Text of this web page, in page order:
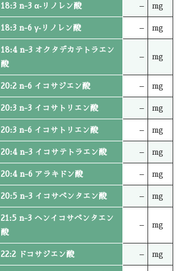
18:3 n-3 α‐リノレン酸 – mg
18:3 n-6 γ‐リノレン酸 – mg
18:4 n-3 オクタデカテトラエン
酸
– mg
20:2 n-6 イコサジエン酸 – mg
20:3 n-3 イコサトリエン酸 – mg
20:3 n-6 イコサトリエン酸 – mg
20:4 n-3 イコサテトラエン酸 – mg
20:4 n-6 アラキドン酸 – mg
20:5 n-3 イコサペンタエン酸 – mg
21:5 n-3 ヘンイコサペンタエン
酸
– mg
22:2 ドコサジエン酸 – mg